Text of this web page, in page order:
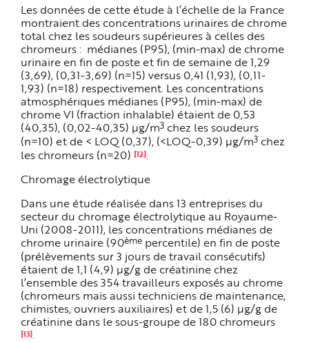
Les données de cette étude à l’échelle de la France
montraient des concentrations urinaires de chrome
total chez les soudeurs supérieures à celles des
chromeurs : médianes (P95), (min-max) de chrome
urinaire en fin de poste et fin de semaine de 1,29
(3,69), (0,31-3,69) (n=15) versus 0,41 (1,93), (0,11-
1,93) (n=18) respectivement. Les concentrations
atmosphériques médianes (P95), (min-max) de
chrome VI (fraction inhalable) étaient de 0,53
(40,35), (0,02-40,35) µg/m3 chez les soudeurs
(n=10) et de < LOQ (0,37), (<LOQ-0,39) µg/m3 chez
les chromeurs (n=20) [12].
Chromage électrolytique
Dans une étude réalisée dans 13 entreprises du
secteur du chromage électrolytique au Royaume-
Uni (2008-2011), les concentrations médianes de
chrome urinaire (90ème percentile) en fin de poste
(prélèvements sur 3 jours de travail consécutifs)
étaient de 1,1 (4,9) µg/g de créatinine chez
l’ensemble des 354 travailleurs exposés au chrome
(chromeurs mais aussi techniciens de maintenance,
chimistes, ouvriers auxiliaires) et de 1,5 (6) µg/g de
créatinine dans le sous-groupe de 180 chromeurs
[13].